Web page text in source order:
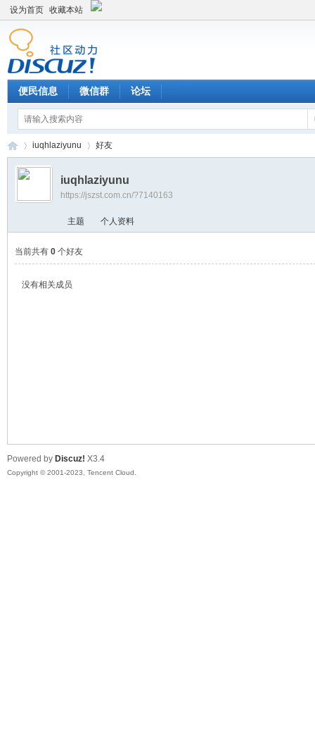
设为首页 收藏本站
便民信息 微信群 论坛
›
iuqhlaziyunu 好友
iuqhlaziyunu
https://jszst.com.cn/?7140163
主题 个人资料
当前共有 0个好友
没有相关成员
Powered by Discuz! X3.4
Copyright © 2001-2023, Tencent Cloud.